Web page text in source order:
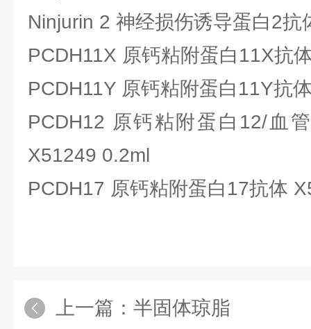
Ninjurin 2 神经损伤诱导蛋白2抗
PCDH11X 原钙粘附蛋白11X抗
PCDH11Y 原钙粘附蛋白11Y抗
PCDH12 原钙粘附蛋白12/血
X51249 0.2ml
PCDH17 原钙粘附蛋白17抗体
上一篇： 半固体琼脂